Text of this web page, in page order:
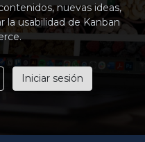
nuevas ideas,
la usabilidad de Kanban
Iniciar sesión